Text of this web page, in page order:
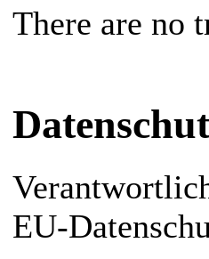
There are no
EU-